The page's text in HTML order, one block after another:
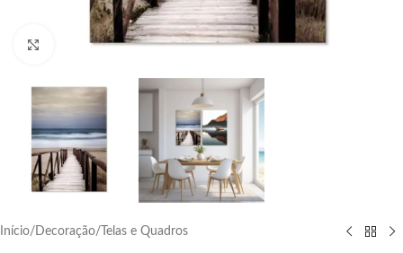
Click para aumentar
Início/ Decoração/ Telas e Quadros